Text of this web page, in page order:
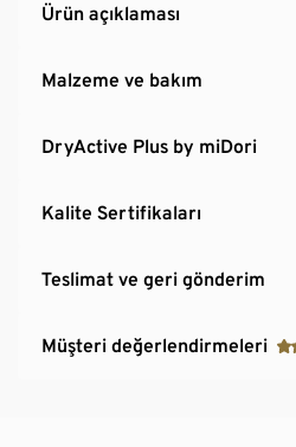
Ürün açıklaması
Malzeme ve bakım
DryActive Plus by miDori
Kalite Sertifikaları
Teslimat ve geri gönderim
Müşteri değerlendirmeleri